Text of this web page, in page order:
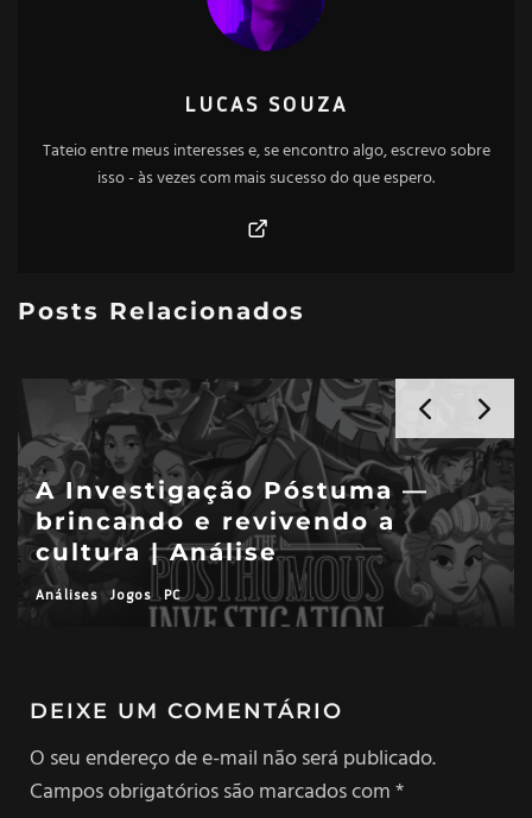
LUCAS SOUZA
Tateio entre meus interesses e, se encontro algo, escrevo sobre
isso - às vezes com mais sucesso do que espero.
Posts Relacionados
Life is Strange: Reunion —
deixar ir | Análise
Análises Jogos PC PlayStation Xbox
DEIXE UM COMENTÁRIO
O seu endereço de e-mail não será publicado.
Campos obrigatórios são marcados com*